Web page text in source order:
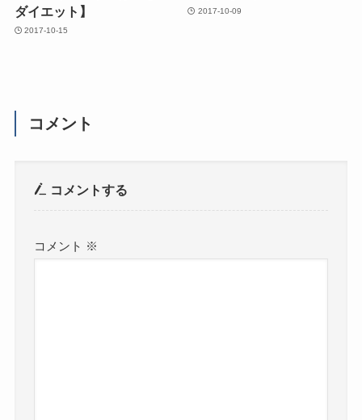
ダイエット】
2017-10-15
2017-10-09
コメント
コメントする
コメント ※